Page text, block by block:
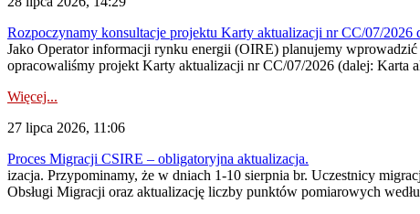
Rozpoczynamy konsultacje projektu Karty aktualizacji nr CC/07/2026
Jako Operator informacji rynku energii (OIRE) planujemy
opracowaliśmy projekt Karty aktualizacji nr CC/07/2026 (dalej: Karta
Więcej...
27 lipca 2026, 11:06
Proces Migracji CSIRE – obligatoryjna aktualizacja.
izacja. Przypominamy, że w dniach 1-10 sierpnia br. Uczestnicy
Obsługi Migracji oraz aktualizację liczby punktów pomiarowych